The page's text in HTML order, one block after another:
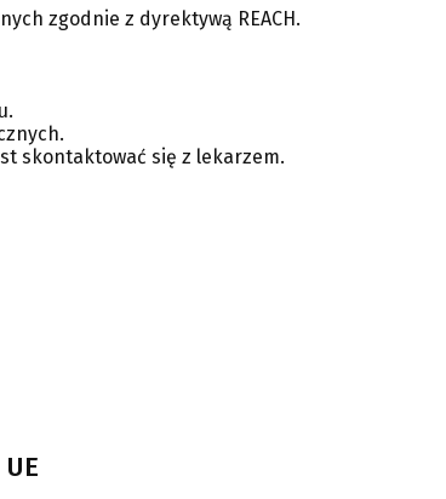
zgodnie z dyrektywą REACH.
skontaktować się z lekarzem.